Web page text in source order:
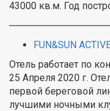
43000 кв.м. Год
FUN&SUN
Отель работает по
25 Aпреля 2020 г.
первой береговой
лучшими ночными